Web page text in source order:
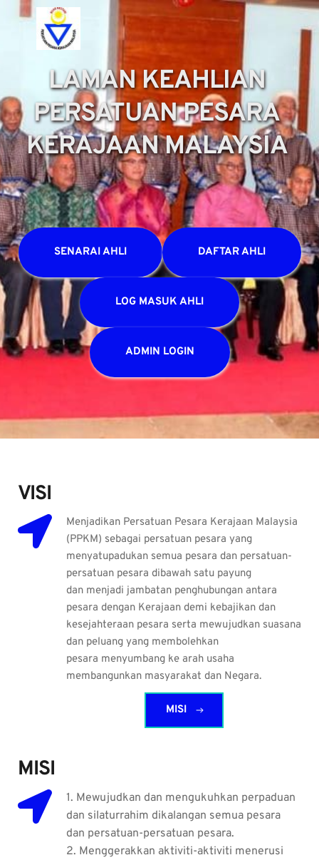
LAMAN KEAHLIAN
PERSATUAN PESARA
KERAJAAN MALAYSIA
SENARAI AHLI DAFTAR AHLI
LOG MASUK AHLI
ADMIN LOGIN
VISI
Menjadikan Persatuan Pesara Kerajaan Malaysia
(PPKM) sebagai persatuan pesara yang
menyatupadukan semua pesara dan persatuan-
persatuan pesara dibawah satu payung
dan menjadi jambatan penghubungan antara
pesara dengan Kerajaan demi kebajikan dan
kesejahteraan pesara serta mewujudkan suasana
dan peluang yang membolehkan
pesara menyumbang ke arah usaha
membangunkan masyarakat dan Negara.
MISI
MISI
1. Mewujudkan dan mengukuhkan perpaduan
dan silaturrahim dikalangan semua pesara
dan persatuan-persatuan pesara.
2. Menggerakkan aktiviti-aktiviti menerusi